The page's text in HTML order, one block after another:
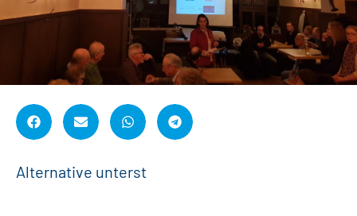
Alternative unterst